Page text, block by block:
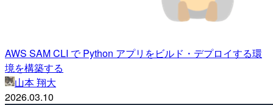
AWS SAM CLI で Python アプリをビルド・デプロイする環
境を構築する
山本 翔大
2026.03.10